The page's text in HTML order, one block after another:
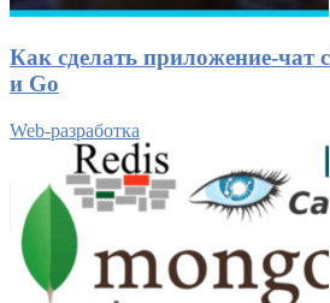
Как сделать приложение-чат
и Go
Web-разработка